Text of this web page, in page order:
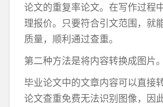
论文的重复率论文。在写作过程
理报价。只要符合引文范围，就
质量，顺利通过查重。
第二种方法是将内容转换成图片。
毕业论文中的文章内容可以直接
论文查重免费无法识别图像，因